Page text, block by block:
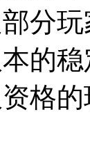
分
的
格